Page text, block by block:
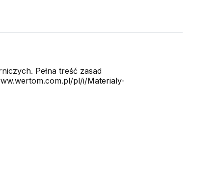
Pełna treść zasad
pl/i/Materialy-